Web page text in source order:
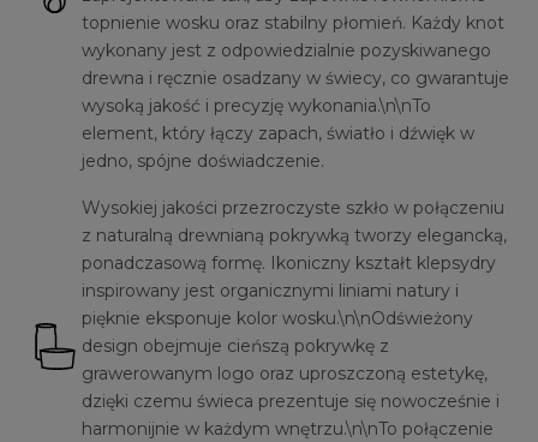
topnienie wosku oraz stabilny płomień. Każdy knot
wykonany jest z odpowiedzialnie pozyskiwanego
drewna i ręcznie osadzany w świecy, co gwarantuje
wysoką jakość i precyzję wykonania.\n\nTo
element, który łączy zapach, światło i dźwięk w
jedno, spójne doświadczenie.
Wysokiej jakości przezroczyste szkło w połączeniu
z naturalną drewnianą pokrywką tworzy elegancką,
ponadczasową formę. Ikoniczny kształt klepsydry
inspirowany jest organicznymi liniami natury i
pięknie eksponuje kolor wosku.\n\nOdświeżony
design obejmuje cieńszą pokrywkę z
grawerowanym logo oraz uproszczoną estetykę,
dzięki czemu świeca prezentuje się nowocześnie i
harmonijnie w każdym wnętrzu.\n\nTo połączenie